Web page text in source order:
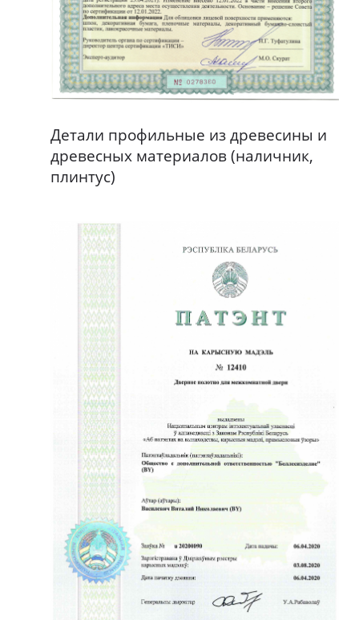
Детали профильные из древесины и
древесных материалов (наличник,
плинтус)